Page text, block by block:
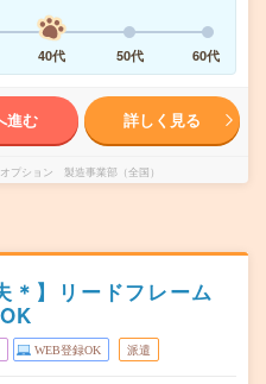
40代 50代 60代
進む 詳しく見る
プション 製造事業部（全国）
＊】リードフレーム
WEB登録OK 派遣